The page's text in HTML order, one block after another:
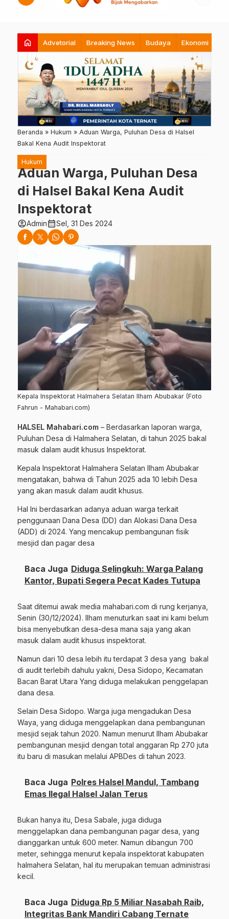
home Advetorial Breaking News Budaya Ekonomi
Beranda » Hukum » Aduan Warga, Puluhan Desa di Halsel
Bakal Kena Audit Inspektorat
Hukum
Aduan Warga, Puluhan Desa
di Halsel Bakal Kena Audit
Inspektorat
account_circleAdmincalendar_monthSel, 31 Des 2024
Kepala Inspektorat Halmahera Selatan Ilham Abubakar (Foto
Fahrun - Mahabari.com)
HALSEL Mahabari.com – Berdasarkan laporan warga,
Puluhan Desa di Halmahera Selatan, di tahun 2025 bakal
masuk dalam audit khusus Inspektorat.
Kepala Inspektorat Halmahera Selatan Ilham Abubakar
mengatakan, bahwa di Tahun 2025 ada 10 lebih Desa
yang akan masuk dalam audit khusus.
Hal Ini berdasarkan adanya aduan warga terkait
penggunaan Dana Desa (DD) dan Alokasi Dana Desa
(ADD) di 2024. Yang mencakup pembangunan fisik
mesjid dan pagar desa
Baca Juga Diduga Selingkuh: Warga Palang
Kantor, Bupati Segera Pecat Kades Tutupa
Saat ditemui awak media mahabari.com di rung kerjanya,
Senin (30/12/2024). Ilham menuturkan saat ini kami belum
bisa menyebutkan desa-desa mana saja yang akan
masuk dalam audit khusus inspektorat.
Namun dari 10 desa lebih itu terdapat 3 desa yang bakal
di audit terlebih dahulu yakni, Desa Sidopo, Kecamatan
Bacan Barat Utara Yang diduga melakukan penggelapan
dana desa.
Selain Desa Sidopo. Warga juga mengadukan Desa
Waya, yang diduga menggelapkan dana pembangunan
mesjid sejak tahun 2020. Namun menurut Ilham Abubakar
pembangunan mesjid dengan total anggaran Rp 270 juta
itu baru di masukan melalui APBDes di tahun 2023.
Baca Juga Polres Halsel Mandul, Tambang
Emas Ilegal Halsel Jalan Terus
Bukan hanya itu, Desa Sabale, juga diduga
menggelapkan dana pembangunan pagar desa, yang
dianggarkan untuk 600 meter. Namun dibangun 700
meter, sehingga menurut kepala inspektorat kabupaten
halmahera Selatan, hal itu merupakan temuan administrasi
kecil.
Baca Juga Diduga Rp 5 Miliar Nasabah Raib,
Integritas Bank Mandiri Cabang Ternate